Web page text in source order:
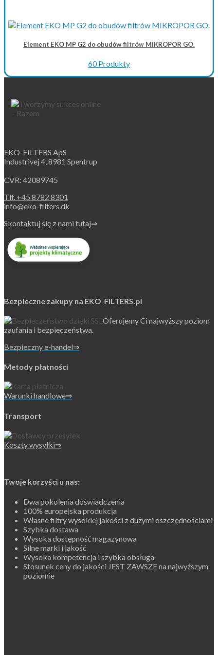
Element EKO MP G2 do obudów filtrów MIKROPOR GO.
60 Produkty
EKO-FILTERS ApS
Industrivej 4, 8981 Spentrup
CVR: 42089745
Tlf. +45 8782 8301
info@eko-filters.dk
Skontaktuj się z nami tutaj⇒
Bezpieczne zakupy na EKO-FILTERS.pl
Oferujemy Ci najwyższy poziom
zaufania i bezpieczeństwa.
Bezpieczny e-handel⇒
Metody płatności
Warunki handlowe⇒
Transport
Koszty wysyłki⇒
Twoje korzyści u nas:
Dwa pokolenia doświadczenia
100% europejska produkcja
Własne filtry wysokiej jakości z dużymi oszczędnościami
Szybka dostawa
Wysoka dostępność magazynowa
Silne marki i jakość
Wysoka kompetencja i szybka obsługa
Stosunek ceny do jakości JEST ZAWSZE na najwyższym
poziomie